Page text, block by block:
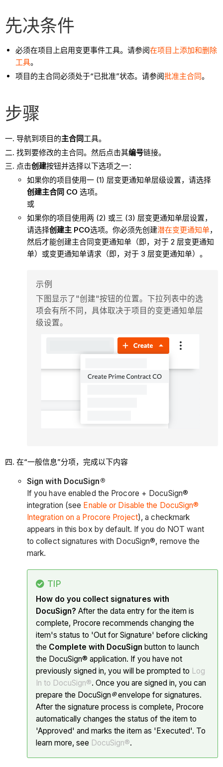
先决条件
必须在项目上启用变更事件工具。请参阅在项目上添加和删除
工具。
项目的主合同必须处于“已批准”状态。请参阅批准主合同。
步骤
导航到项目的主合同工具。
找到要修改的主合同。然后点击其编号链接。
点击创建按钮并选择以下选项之一：
如果你的项目使用一 (1) 层变更通知单层级设置，请选择
创建主合同 CO 选项。
或
如果你的项目使用两 (2) 或三 (3) 层变更通知单层设置，
请选择创建主 PCO选项。你必须先创建潜在变更通知单，
然后才能创建主合同变更通知单（即，对于 2 层变更通知
单）或变更通知单请求（即，对于 3 层变更通知单）。
示例
下图显示了"创建"按钮的位置。下拉列表中的选
项会有所不同，具体取决于项目的变更通知单层
级设置。
在“一般信息”分项，完成以下内容
Sign with DocuSign®
If you have enabled the Procore + DocuSign®
integration (see Enable or Disable the DocuSign®
Integration on a Procore Project), a checkmark
appears in this box by default. If you do NOT want
to collect signatures with DocuSign®, remove the
mark.
TIP
How do you collect signatures with
DocuSign? After the data entry for the item is
complete, Procore recommends changing the
item's status to 'Out for Signature' before clicking
the Complete with DocuSign button to launch
the DocuSign® application. If you have not
previously signed in, you will be prompted to Log
In to DocuSign®. Once you are signed in, you can
prepare the DocuSign®envelope for signatures.
After the signature process is complete, Procore
automatically changes the status of the item to
'Approved' and marks the item as 'Executed'. To
learn more, see DocuSign®.